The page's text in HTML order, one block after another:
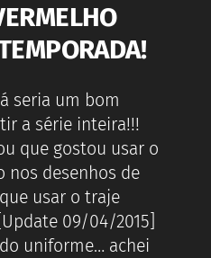
seria um bom
a série inteira!!!
que gostou usar o
nos desenhos de
usar o traje
09/04/2015]
uniforme… achei